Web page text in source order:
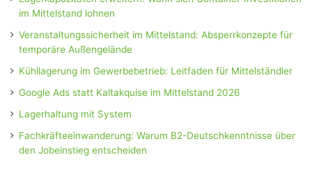
im Mittelstand lohnen
Veranstaltungssicherheit im Mittelstand: Absperrkonzepte für
temporäre Außengelände
Kühllagerung im Gewerbebetrieb: Leitfaden für Mittelständler
Google Ads statt Kaltakquise im Mittelstand 2026
Lagerhaltung mit System
Fachkräfteeinwanderung: Warum B2-Deutschkenntnisse über
den Jobeinstieg entscheiden